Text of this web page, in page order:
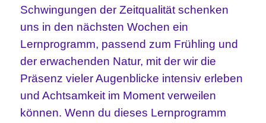
Schwingungen der Zeitqualität schenken
uns in den nächsten Wochen ein
Lernprogramm, passend zum Frühling und
der erwachenden Natur, mit der wir die
Präsenz vieler Augenblicke intensiv erleben
und Achtsamkeit im Moment verweilen
können. Wenn du dieses Lernprogramm